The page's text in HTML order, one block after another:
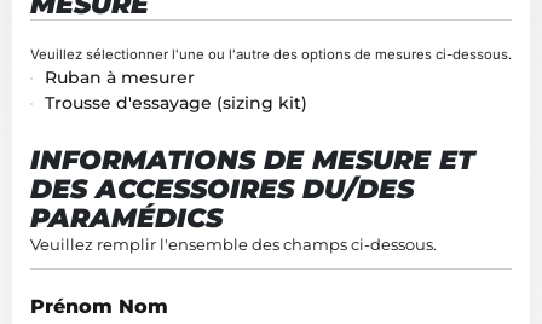
Technique
de
prise
mesure
Veuillez sélectionner l'une ou l'autre des options de mesures ci-dessous.
Ruban à mesurer
Trousse d'essayage (sizing kit)
INFORMATIONS DE MESURE ET
DES ACCESSOIRES DU/DES
PARAMÉDICS
Veuillez remplir l'ensemble des champs ci-dessous.
Prénom Nom